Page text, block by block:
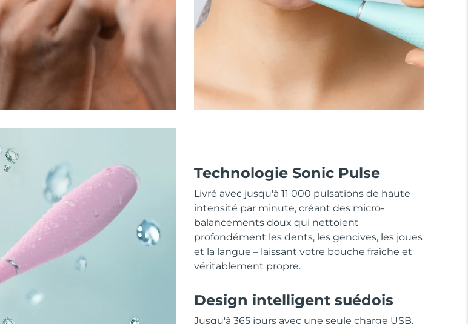
Technologie Sonic Pulse
Livré avec jusqu'à 11 000 pulsations de haute
intensité par minute, créant des micro-
balancements doux qui nettoient
profondément les dents, les gencives, les joues
et la langue – laissant votre bouche fraîche et
véritablement propre.
Design intelligent suédois
Jusqu'à 365 jours avec une seule charge USB.